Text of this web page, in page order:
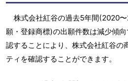
株式会社紅谷の過去5年間(2020
願・登録商標)の出願件数は減少傾
認することにより、株式会社紅谷の
ティを確認することができます。